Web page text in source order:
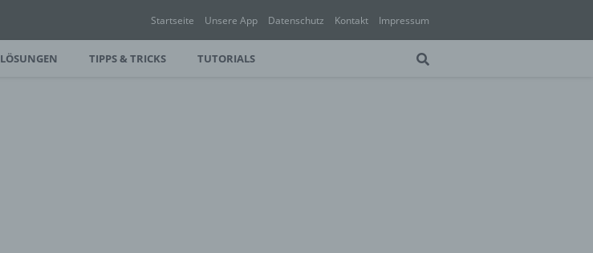
Startseite Unsere App Datenschutz Kontakt Impressum
LÖSUNGEN TIPPS & TRICKS TUTORIALS